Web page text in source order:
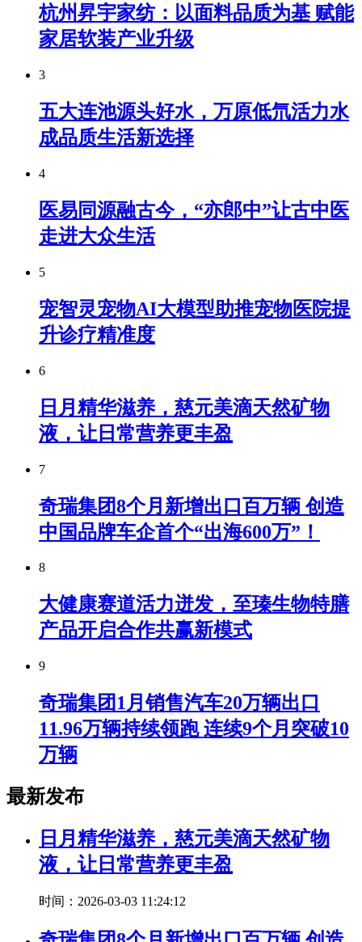
杭州昇宇家纺：以面料品质为基 赋能
家居软装产业升级
3
五大连池源头好水，万原低氘活力水
成品质生活新选择
4
医易同源融古今，“亦郎中”让古中医
走进大众生活
5
宠智灵宠物AI大模型助推宠物医院提
升诊疗精准度
6
日月精华滋养，慈元美滴天然矿物
液，让日常营养更丰盈
7
奇瑞集团8个月新增出口百万辆 创造
中国品牌车企首个“出海600万”！
8
大健康赛道活力迸发，至瑧生物特膳
产品开启合作共赢新模式
9
奇瑞集团1月销售汽车20万辆出口
11.96万辆持续领跑 连续9个月突破10
万辆
最新发布
日月精华滋养，慈元美滴天然矿物
液，让日常营养更丰盈
时间：2026-03-03 11:24:12